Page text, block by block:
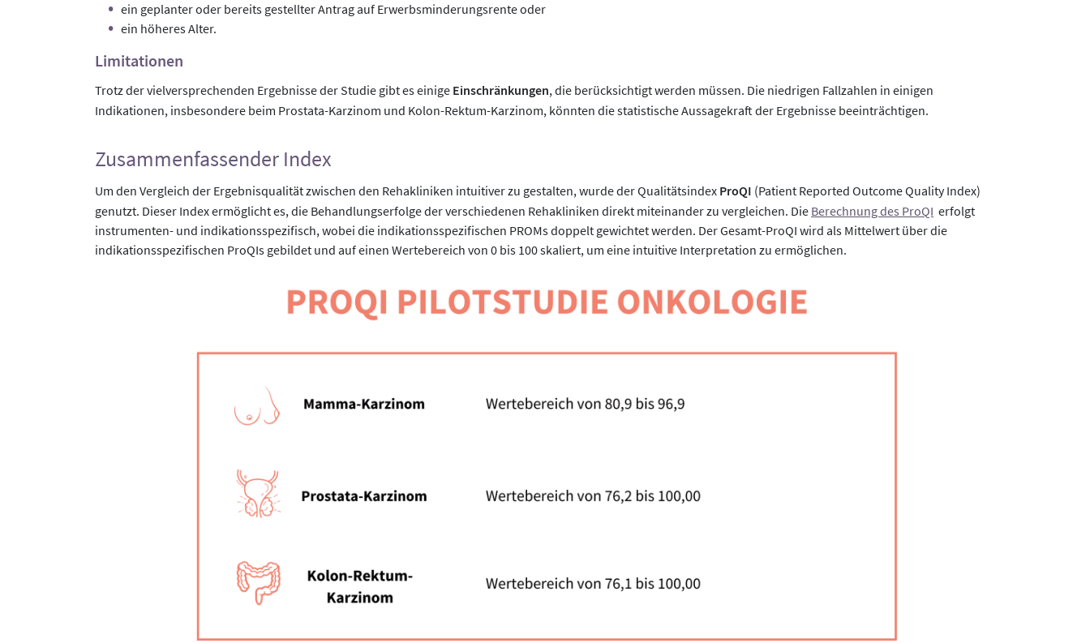
ein geplanter oder bereits gestellter Antrag auf Erwerbsminderungsrente oder
ein höheres Alter.
Limitationen
Trotz der vielversprechenden Ergebnisse der Studie gibt es einige Einschränkungen, die berücksichtigt werden müssen. Die niedrigen Fallzahlen in einigen
Indikationen, insbesondere beim Prostata-Karzinom und Kolon-Rektum-Karzinom, könnten die statistische Aussagekraft der Ergebnisse beeinträchtigen.
Zusammenfassender Index
Um den Vergleich der Ergebnisqualität zwischen den Rehakliniken intuitiver zu gestalten, wurde der Qualitätsindex ProQI (Patient Reported Outcome Quality Index)
genutzt. Dieser Index ermöglicht es, die Behandlungserfolge der verschiedenen Rehakliniken direkt miteinander zu vergleichen. Die Berechnung des ProQI erfolgt
instrumenten- und indikationsspezifisch, wobei die indikationsspezifischen PROMs doppelt gewichtet werden. Der Gesamt-ProQI wird als Mittelwert über die
indikationsspezifischen ProQIs gebildet und auf einen Wertebereich von 0 bis 100 skaliert, um eine intuitive Interpretation zu ermöglichen.